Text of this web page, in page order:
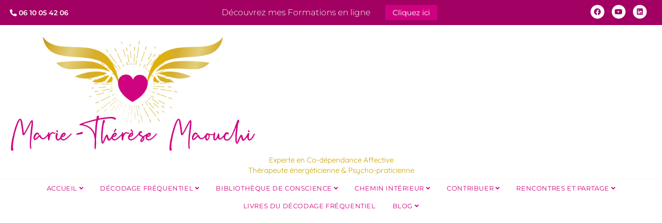
06 10 05 42 06 Découvrez mes Formations en ligne Cliquez ici
Experte en Co-dépendance Affective
Thérapeute énergéticienne & Psycho-praticienne
ACCUEIL DÉCODAGE FRÉQUENTIEL BIBLIOTHÈQUE DE CONSCIENCE CHEMIN INTÉRIEUR CONTRIBUER RENCONTRES ET PARTAGE
LIVRES DU DÉCODAGE FRÉQUENTIEL BLOG